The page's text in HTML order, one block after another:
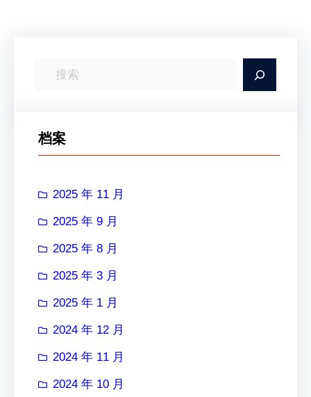
档案
2025 年 11 月
2025 年 9 月
2025 年 8 月
2025 年 3 月
2025 年 1 月
2024 年 12 月
2024 年 11 月
2024 年 10 月